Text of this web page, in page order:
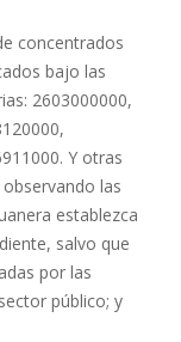
concentrados
bajo las
2603000000,
Y otras
las
establezca
salvo que
por las
público; y